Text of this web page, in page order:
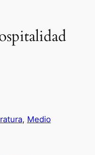
, Medio